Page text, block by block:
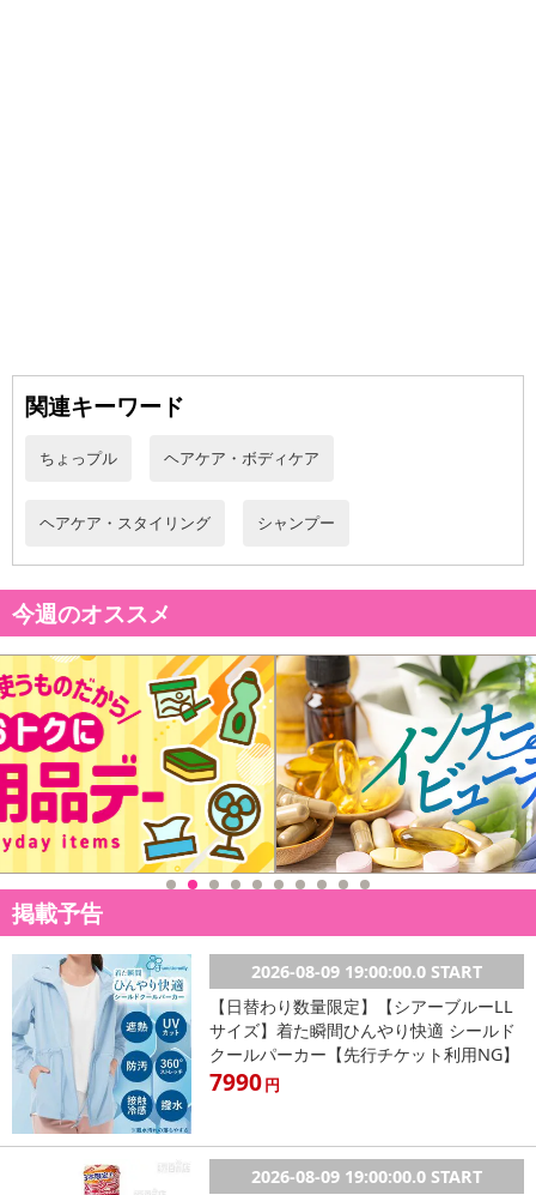
シャンプーブラシを使ったときみたいにスッキリ♪育毛ケアをしたい
・ヘマチン、マコンブエキス、ローズマリー葉エキス、ハニー／は
分をたっぷり配合♪
【ご使用方法】
(1)洗う前によくブラッシングをしてください。
(2)髪と頭皮をしっかり濡らして予洗いをします。
(3)KAMIKAクリームシャンプーを適量とり、頭皮に馴染ませ、3分程
置いた後洗い流してください。
注意事項:
【ご使用上の注意点】
●お肌に異常が生じていないか、よく注意して使用してください。
●お肌に合わないとき、即ち、次のような場合には使用を中止してください。そのまま使用を続
けますと、症状を悪化させることがありますので、皮膚科、専門医等にご相談されることをお
すすめします。
・使用中、赤み、はれ、かゆみ、刺激、色抜け(白斑等)や黒ずみの異常が現れた場合
・使用したお肌に直射日光があたって、上記のような症状が現れた場合
●傷やはれもの、湿疹等、異常のある部位には使用しないでください。
●目に入った時は、すぐに洗い流してください。
【保管およびお取扱い上の注意点】
●乳幼児の手の届かない場所に保管してください。
●極端に高温または低温の場所、直射日光の当たる場所には保管しないでください。
関連キーワード
ちょっプル ヘアケア・ボディケア
ヘアケア・スタイリング シャンプー
今週のオススメ
掲載予告
2026-08-09 19:00:00.0 START
【日替わり数量限定】【シアーブルーLL
サイズ】着た瞬間ひんやり快適 シールド
クールパーカー【先行チケット利用NG】
7990円
2026-08-09 19:00:00.0 START